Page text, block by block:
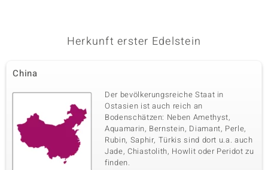
Herkunft erster Edelstein
China
Der bevölkerungsreiche Staat in
Ostasien ist auch reich an
Bodenschätzen: Neben Amethyst,
Aquamarin, Bernstein, Diamant, Perle,
Rubin, Saphir, Türkis sind dort u.a. auch
Jade, Chiastolith, Howlit oder Peridot zu
finden.